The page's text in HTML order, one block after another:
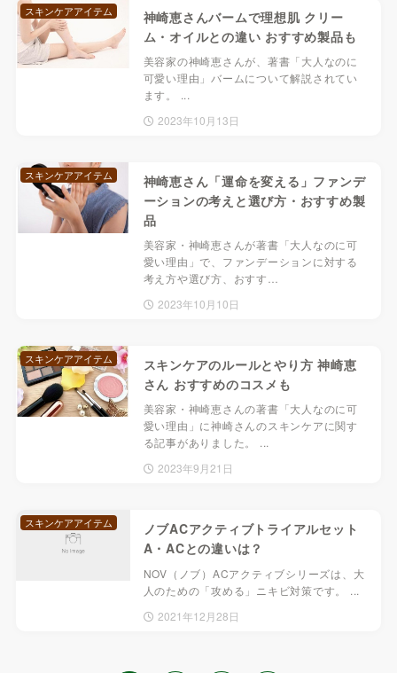
神崎恵さんバームで理想肌 クリー
ム・オイルとの違い おすすめ製品も
美容家の神崎恵さんが、著書「大人なのに
可愛い理由」バームについて解説されてい
ます。 ...
2023年10月13日
スキンケアアイテム
神崎恵さん「運命を変える」ファンデ
ーションの考えと選び方・おすすめ製
品
美容家・神崎恵さんが著書「大人なのに可
愛い理由」で、ファンデーションに対する
考え方や選び方、おすす…
2023年10月10日
スキンケアアイテム
スキンケアのルールとやり方 神崎恵
さん おすすめのコスメも
美容家・神崎恵さんの著書「大人なのに可
愛い理由」に神崎さんのスキンケアに関す
る記事がありました。 ...
2023年9月21日
スキンケアアイテム
ノブACアクティブトライアルセット
A・ACとの違いは？
NOV（ノブ）ACアクティブシリーズは、大
人のための「攻める」ニキビ対策です。 ...
2021年12月28日
スキンケアアイテム